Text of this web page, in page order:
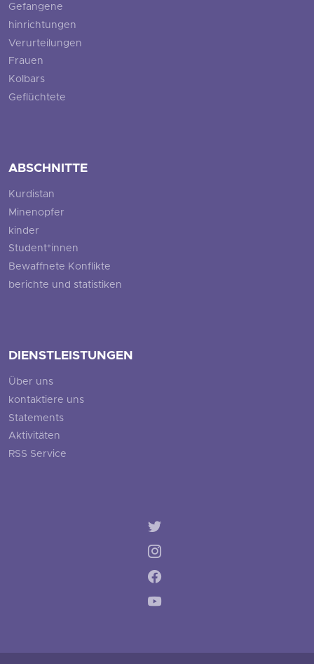
Gefangene
hinrichtungen
Verurteilungen
Frauen
Kolbars
Geflüchtete
ABSCHNITTE
Kurdistan
Minenopfer
kinder
Student*innen
Bewaffnete Konflikte
berichte und statistiken
DIENSTLEISTUNGEN
Über uns
kontaktiere uns
Statements
Aktivitäten
RSS Service